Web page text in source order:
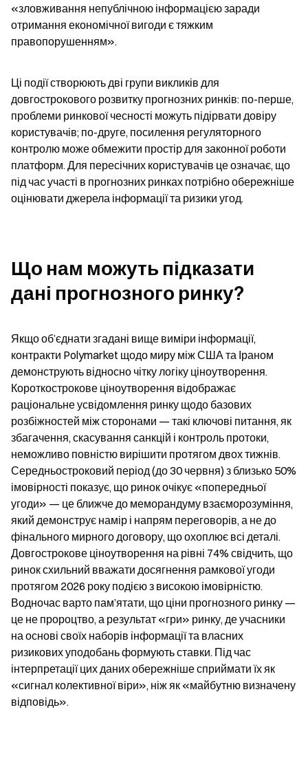
«зловживання непублічною інформацією заради
отримання економічної вигоди є тяжким
правопорушенням».
Ці події створюють дві групи викликів для
довгострокового розвитку прогнозних ринків: по-перше,
проблеми ринкової чесності можуть підірвати довіру
користувачів; по-друге, посилення регуляторного
контролю може обмежити простір для законної роботи
платформ. Для пересічних користувачів це означає, що
під час участі в прогнозних ринках потрібно обережніше
оцінювати джерела інформації та ризики угод.
Що нам можуть підказати
дані прогнозного ринку?
Якщо об’єднати згадані вище виміри інформації,
контракти Polymarket щодо миру між США та Іраном
демонструють відносно чітку логіку ціноутворення.
Короткострокове ціноутворення відображає
раціональне усвідомлення ринку щодо базових
розбіжностей між сторонами — такі ключові питання, як
збагачення, скасування санкцій і контроль протоки,
неможливо повністю вирішити протягом двох тижнів.
Середньостроковий період (до 30 червня) з близько 50%
імовірності показує, що ринок очікує «попередньої
угоди» — це ближче до меморандуму взаєморозуміння,
який демонструє намір і напрям переговорів, а не до
фінального мирного договору, що охоплює всі деталі.
Довгострокове ціноутворення на рівні 74% свідчить, що
ринок схильний вважати досягнення рамкової угоди
протягом 2026 року подією з високою імовірністю.
Водночас варто пам’ятати, що ціни прогнозного ринку —
це не пророцтво, а результат «гри» ринку, де учасники
на основі своїх наборів інформації та власних
ризикових уподобань формують ставки. Під час
інтерпретації цих даних обережніше сприймати їх як
«сигнал колективної віри», ніж як «майбутню визначену
відповідь».